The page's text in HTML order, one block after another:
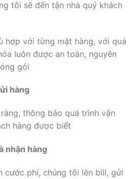
tôi sẽ đến tận nhà quý khách
hợp với từng mặt hàng, với quá
luôn được an toàn, nguyên
gói
hàng
thông báo quá trình vận
hàng được biết
nhận hàng
cước phí, chúng tôi lên bill, gửi